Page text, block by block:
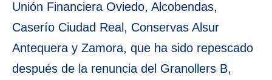
Unión Financiera Oviedo, Alcobendas,
Caserío Ciudad Real, Conservas Alsur
Antequera y Zamora, que ha sido repescado
después de la renuncia del Granollers B,